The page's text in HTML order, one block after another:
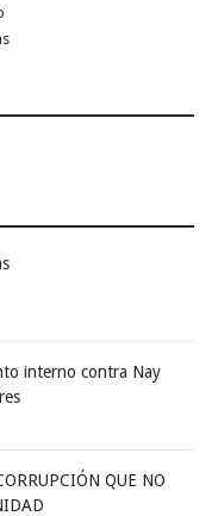
interno contra Nay
QUE NO